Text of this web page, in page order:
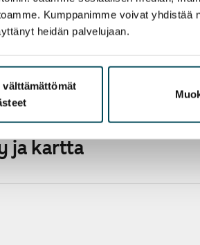
Kumppanimme voivat yhdistää
heidän palvelujaan.
välttämättömät
ja kartta